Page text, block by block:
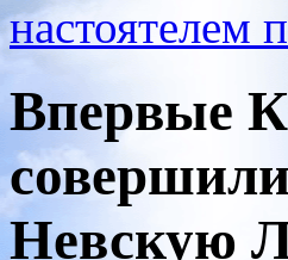
настоятелем
Впервые
Невскую